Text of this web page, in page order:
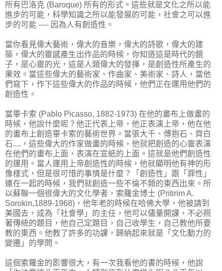
所有巴洛克 (Baroque) 所有的形式。這些就是文化之所以能
進步的可能，科學知識之所以能發展的可能，社會之可以進
步的可能 ---- 因為人有創造性。
當你看見偉大藝術，偉大的音樂，偉大的詩歌，偉大的建
築，偉大的靈感產生出作品的時候，你知道這是時代的鏡
子，是心靈的光，這是人類偉大的發揮，是創造性所產生的
果效。當這些偉大的藝術家、作曲家、美術家、詩人，當他
們寫下，作下這些偉大的作品的時候，他們正在運用他們的
創造性。
當畢卡索 (Pablo Picasso, 1882-1973) 在他的畫布上做畫的
時候，他說什麼呢？他正代表上帝，他正表演上帝，他在他
的畫布上創造畢卡索的藝術世界。當張大千、傅抱石、齊白
石....，這些偉大的作家做畫的時候，他就把創造的心靈表演
在他們的畫布上面，表演在宣紙的上面。這就是他們創造性
的運用。當人運用上帝創造性的時候，他就顯明他有神的形
像樣式，但是很可惜的事情是什麼？「創造性」跟「罪性」
連在一起的時候，我們就創造一些不倫不類的東西出來。所
以蘇聯一個很偉大的文化學者，索羅金博士 (Pritirim A.
Sorokin,1889-1968)，他年老的時候在哈佛大學，他被請到
美國去，成為「社會學」的主任，他可以儘量開課，不必照
著傳統的題目，他自己定題目，自己收學生，自己教他所要
教的東西。他教了許多的功課，歸納起來就是「文化動力的
變遷」的學問。
這個索羅金的影響很大，有一次我看他的書的時候，他說